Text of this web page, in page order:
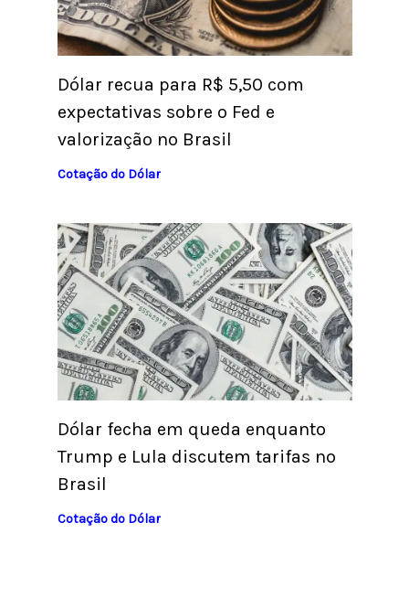
Dólar recua para R$ 5,50 com
expectativas sobre o Fed e
valorização no Brasil
Cotação do Dólar
Dólar fecha em queda enquanto
Trump e Lula discutem tarifas no
Brasil
Cotação do Dólar